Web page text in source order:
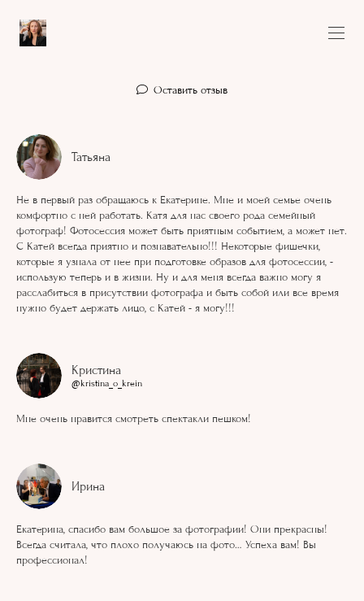
Оставить отзыв
Татьяна
Не в первый раз обращаюсь к Екатерине. Мне и моей семье очень
комфортно с ней работать. Катя для нас своего рода семейный
фотограф! Фотосессия может быть приятным событием, а может нет.
С Катей всегда приятно и познавательно!!! Некоторые фишечки,
которые я узнала от нее при подготовке образов для фотосессии, -
использую теперь и в жизни. Ну и для меня всегда важно могу я
расслабиться в присутствии фотографа и быть собой или все время
нужно будет держать лицо, с Катей - я могу!!!
Кристина
@kristina_o_krein
Мне очень нравится смотреть спектакли пешком!
Ирина
Екатерина, спасибо вам большое за фотографии! Они прекрасны!
Всегда считала, что плохо получаюсь на фото… Успеха вам! Вы
профессионал!